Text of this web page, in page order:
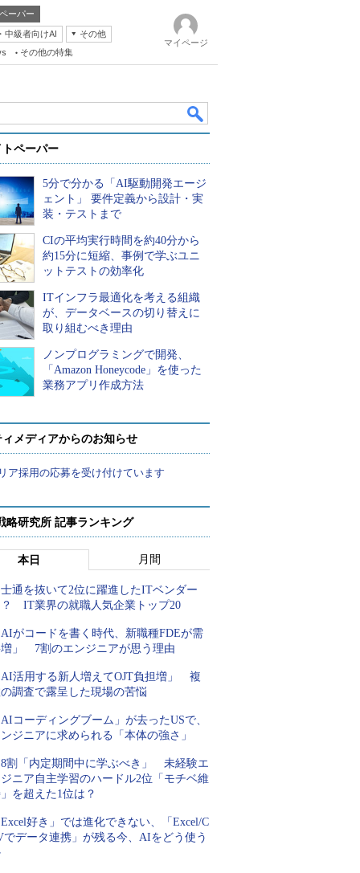
ーパー
中級者向けAI
その他
その他の特集
マイページ
ペーパー
5分で分かる「AI駆動開発エージ
ェント」 要件定義から設計・実
装・テストまで
CIの平均実行時間を約40分から
約15分に短縮、事例で学ぶユニ
ットテストの効率化
ITインフラ最適化を考える組織
が、データベースの切り替えに
取り組むべき理由
ノンプログラミングで開発、
「Amazon Honeycode」を使った
業務アプリ作成方法
メディアからのお知らせ
ア採用の応募を受け付けています
略研究所 記事ランキング
本日 月間
通を抜いて2位に躍進したITベンダー
IT業界の就職人気企業トップ20
がコードを書く時代、新職種FDEが需
」 7割のエンジニアが思う理由
活用する新人増えてOJT負担増」 複
調査で露呈した現場の苦悩
コーディングブーム」が去ったUSで、
ジニアに求められる「本体の強さ」
割「内定期間中に学ぶべき」 未経験エ
ニア自主学習のハードル2位「モチベ維
を超えた1位は？
好き」では進化できない、「Excel/C
でデータ連携」が残る今、AIをどう使う